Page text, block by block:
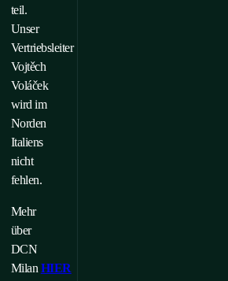
teil.
Unser
Vertriebsleiter
Vojtěch
Voláček
wird im
Norden
Italiens
nicht
fehlen.
Mehr
über
DCN
Milan HIER